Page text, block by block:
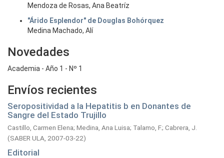
Mendoza de Rosas, Ana Beatríz
"Árido Esplendor" de Douglas Bohórquez
Medina Machado, Alí
Novedades
Academia - Año 1 - Nº 1
Envíos recientes
Seropositividad a la Hepatitis b en Donantes de
Sangre del Estado Trujillo
Castillo, Carmen Elena; Medina, Ana Luisa; Talamo, F.; Cabrera, J.
(SABER ULA, 2007-03-22)
Editorial